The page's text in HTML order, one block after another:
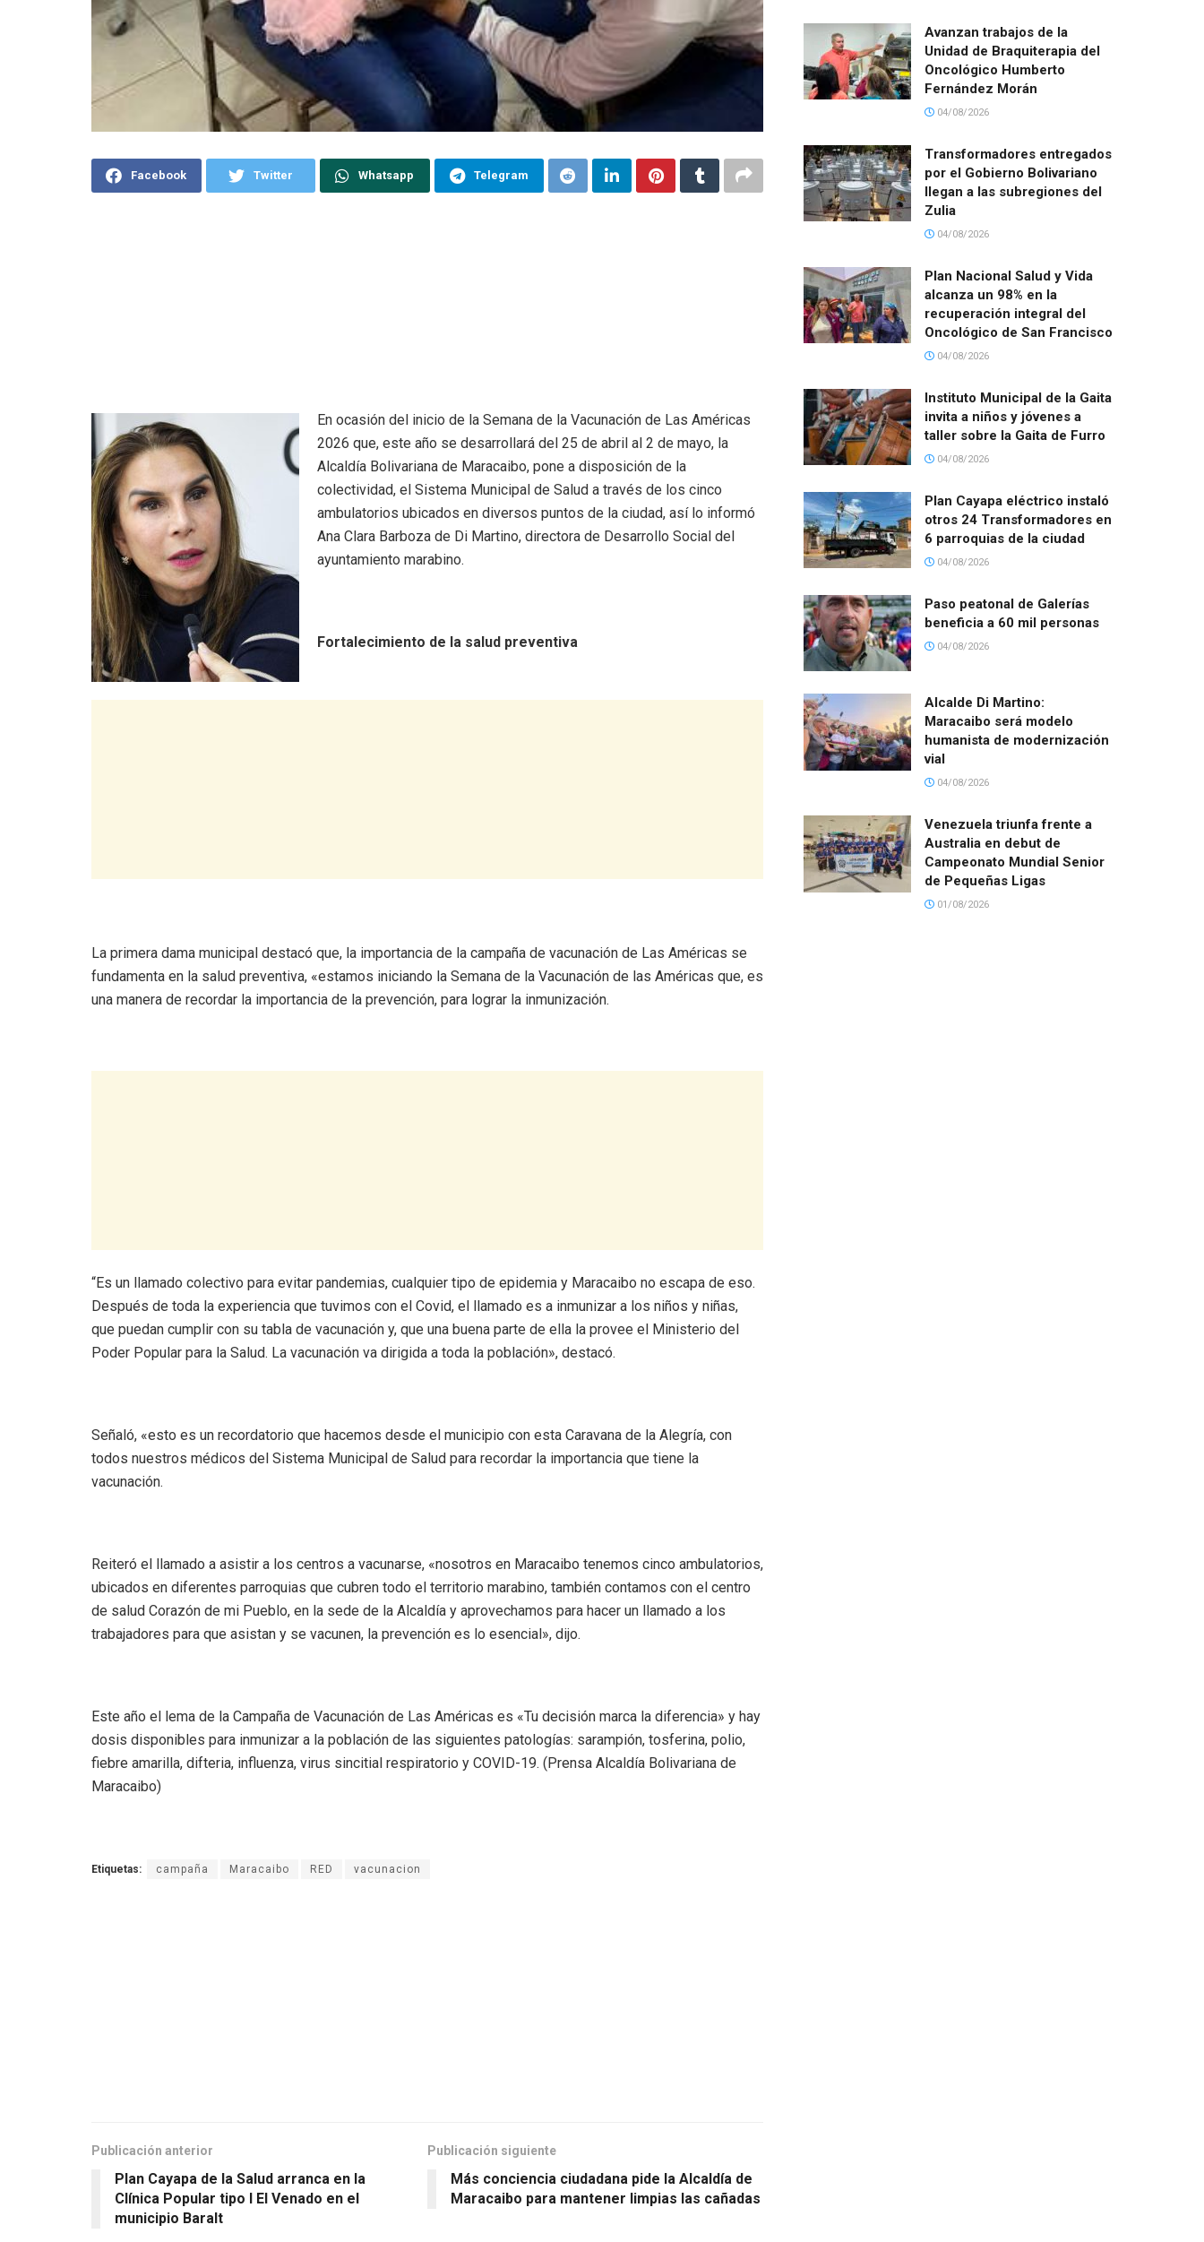
Facebook Twitter Whatsapp Telegram
En ocasión del inicio de la Semana de la Vacunación de Las Américas
2026 que, este año se desarrollará del 25 de abril al 2 de mayo, la
Alcaldía Bolivariana de Maracaibo, pone a disposición de la
colectividad, el Sistema Municipal de Salud a través de los cinco
ambulatorios ubicados en diversos puntos de la ciudad, así lo informó
Ana Clara Barboza de Di Martino, directora de Desarrollo Social del
ayuntamiento marabino.
Fortalecimiento de la salud preventiva
La primera dama municipal destacó que, la importancia de la campaña de vacunación de Las Américas se
fundamenta en la salud preventiva, «estamos iniciando la Semana de la Vacunación de las Américas que, es
una manera de recordar la importancia de la prevención, para lograr la inmunización.
“Es un llamado colectivo para evitar pandemias, cualquier tipo de epidemia y Maracaibo no escapa de eso.
Después de toda la experiencia que tuvimos con el Covid, el llamado es a inmunizar a los niños y niñas,
que puedan cumplir con su tabla de vacunación y, que una buena parte de ella la provee el Ministerio del
Poder Popular para la Salud. La vacunación va dirigida a toda la población», destacó.
Señaló, «esto es un recordatorio que hacemos desde el municipio con esta Caravana de la Alegría, con
todos nuestros médicos del Sistema Municipal de Salud para recordar la importancia que tiene la
vacunación.
Reiteró el llamado a asistir a los centros a vacunarse, «nosotros en Maracaibo tenemos cinco ambulatorios,
ubicados en diferentes parroquias que cubren todo el territorio marabino, también contamos con el centro
de salud Corazón de mi Pueblo, en la sede de la Alcaldía y aprovechamos para hacer un llamado a los
trabajadores para que asistan y se vacunen, la prevención es lo esencial», dijo.
Este año el lema de la Campaña de Vacunación de Las Américas es «Tu decisión marca la diferencia» y hay
dosis disponibles para inmunizar a la población de las siguientes patologías: sarampión, tosferina, polio,
fiebre amarilla, difteria, influenza, virus sincitial respiratorio y COVID-19. (Prensa Alcaldía Bolivariana de
Maracaibo)
Etiquetas: campaña Maracaibo RED vacunacion
Publicación anterior
Plan Cayapa de la Salud arranca en la
Clínica Popular tipo I El Venado en el
municipio Baralt
Publicación siguiente
Más conciencia ciudadana pide la Alcaldía de
Maracaibo para mantener limpias las cañadas
Avanzan trabajos de la
Unidad de Braquiterapia del
Oncológico Humberto
Fernández Morán
04/08/2026
Transformadores entregados
por el Gobierno Bolivariano
llegan a las subregiones del
Zulia
04/08/2026
Plan Nacional Salud y Vida
alcanza un 98% en la
recuperación integral del
Oncológico de San Francisco
04/08/2026
Instituto Municipal de la Gaita
invita a niños y jóvenes a
taller sobre la Gaita de Furro
04/08/2026
Plan Cayapa eléctrico instaló
otros 24 Transformadores en
6 parroquias de la ciudad
04/08/2026
Paso peatonal de Galerías
beneficia a 60 mil personas
04/08/2026
Alcalde Di Martino:
Maracaibo será modelo
humanista de modernización
vial
04/08/2026
Venezuela triunfa frente a
Australia en debut de
Campeonato Mundial Senior
de Pequeñas Ligas
01/08/2026